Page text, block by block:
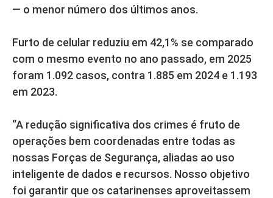
— o menor número dos últimos anos.
Furto de celular reduziu em 42,1% se comparado
com o mesmo evento no ano passado, em 2025
foram 1.092 casos, contra 1.885 em 2024 e 1.193
em 2023.
“A redução significativa dos crimes é fruto de
operações bem coordenadas entre todas as
nossas Forças de Segurança, aliadas ao uso
inteligente de dados e recursos. Nosso objetivo
foi garantir que os catarinenses aproveitassem